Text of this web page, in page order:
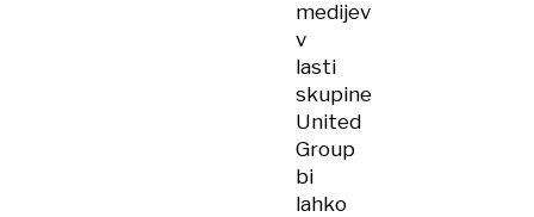
medijev
v
lasti
skupine
United
Group
bi
lahko